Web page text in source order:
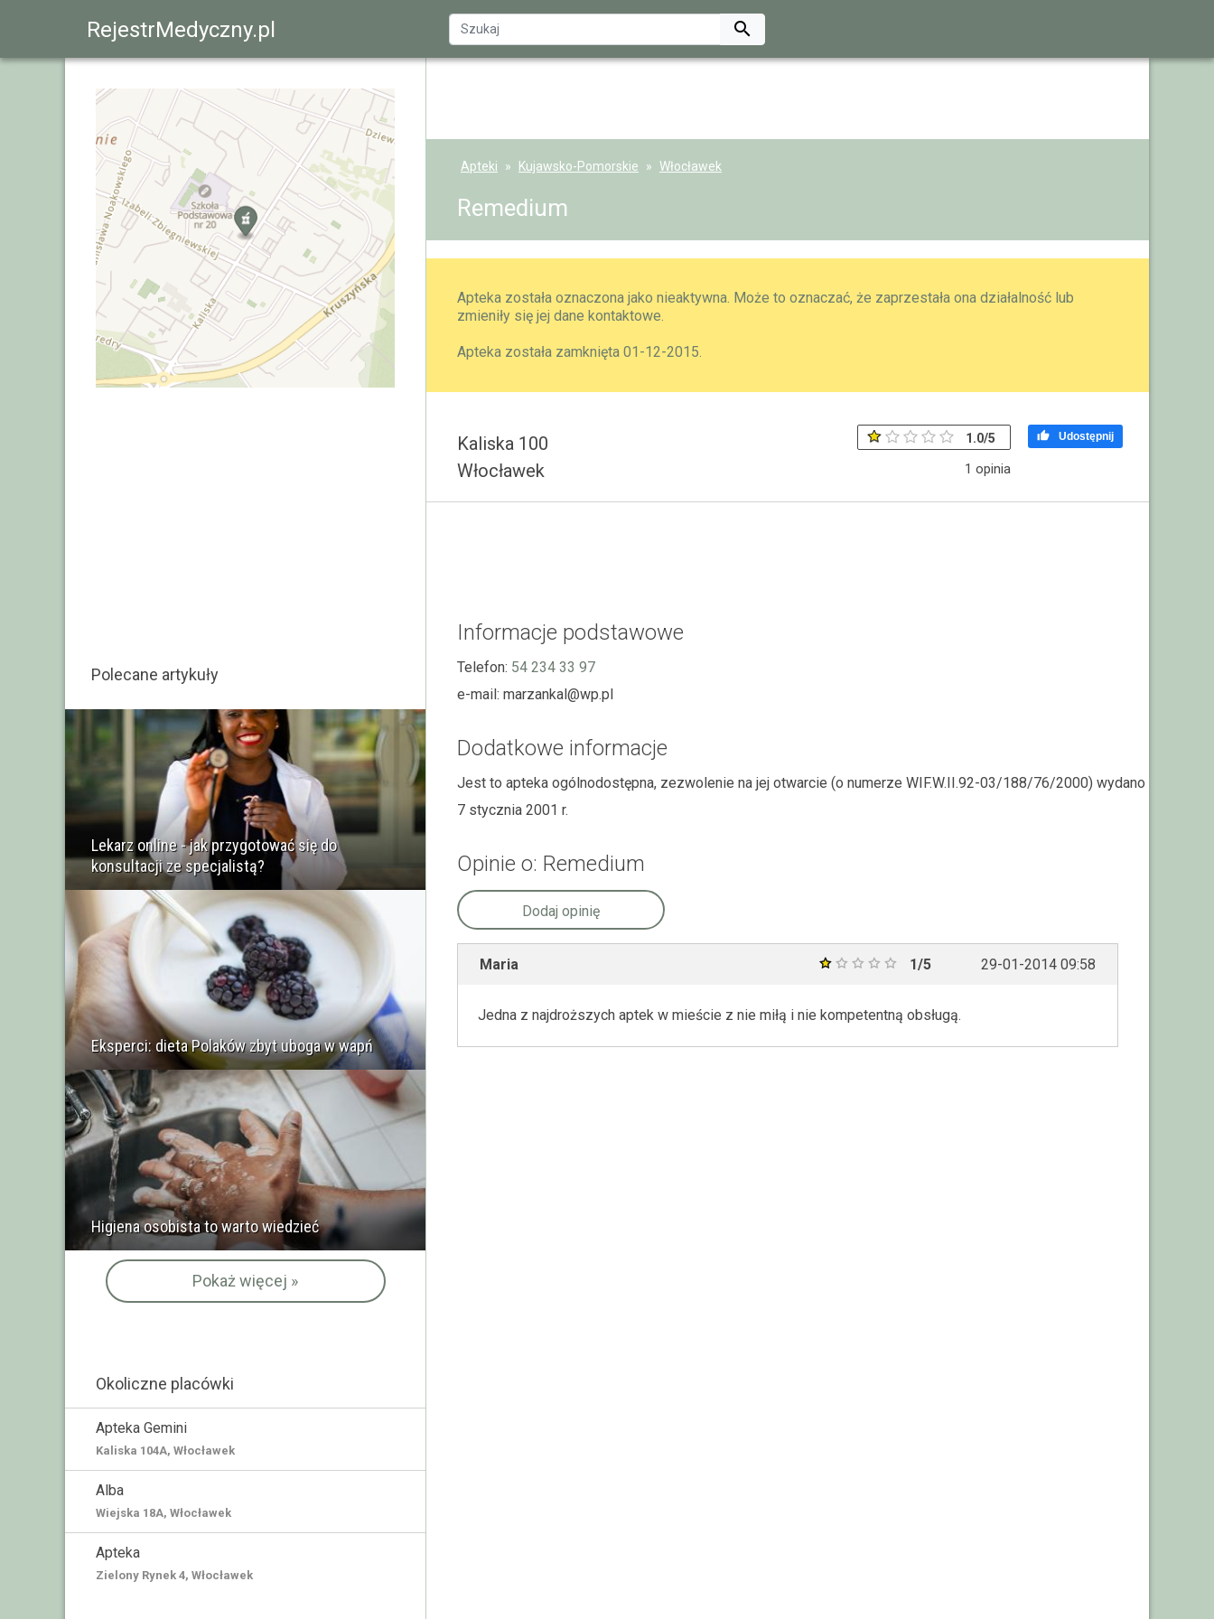
RejestrMedyczny.pl 
Apteki Kujawsko-Pomorskie Włocławek
Remedium
Apteka została oznaczona jako nieaktywna. Może to oznaczać, że zaprzestała ona działalność lub
zmieniły się jej dane kontaktowe.
Apteka została zamknięta 01-12-2015.
Kaliska 100
Włocławek
1.0/5
1 opinia
 Udostępnij
Informacje podstawowe
Telefon: 54 234 33 97
e-mail: marzankal@wp.pl
Dodatkowe informacje
Jest to apteka ogólnodostępna, zezwolenie na jej otwarcie (o numerze WIF.W.II.92-03/188/76/2000) wydano
7 stycznia 2001 r.
Opinie o: Remedium
Dodaj opinię
Maria 1/5 29-01-2014 09:58
Jedna z najdroższych aptek w mieście z nie miłą i nie kompetentną obsługą.
Polecane artykuły
Lekarz online - jak przygotować się do
konsultacji ze specjalistą?
Eksperci: dieta Polaków zbyt uboga w wapń
Higiena osobista to warto wiedzieć
Pokaż więcej »
Okoliczne placówki
Apteka Gemini
Kaliska 104A, Włocławek
Alba
Wiejska 18A, Włocławek
Apteka
Zielony Rynek 4, Włocławek